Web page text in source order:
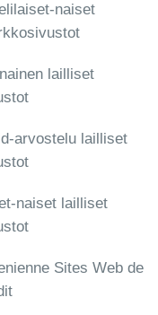
naiset
lailliset
arvostelu lailliset
naiset lailliset
Sites Web de